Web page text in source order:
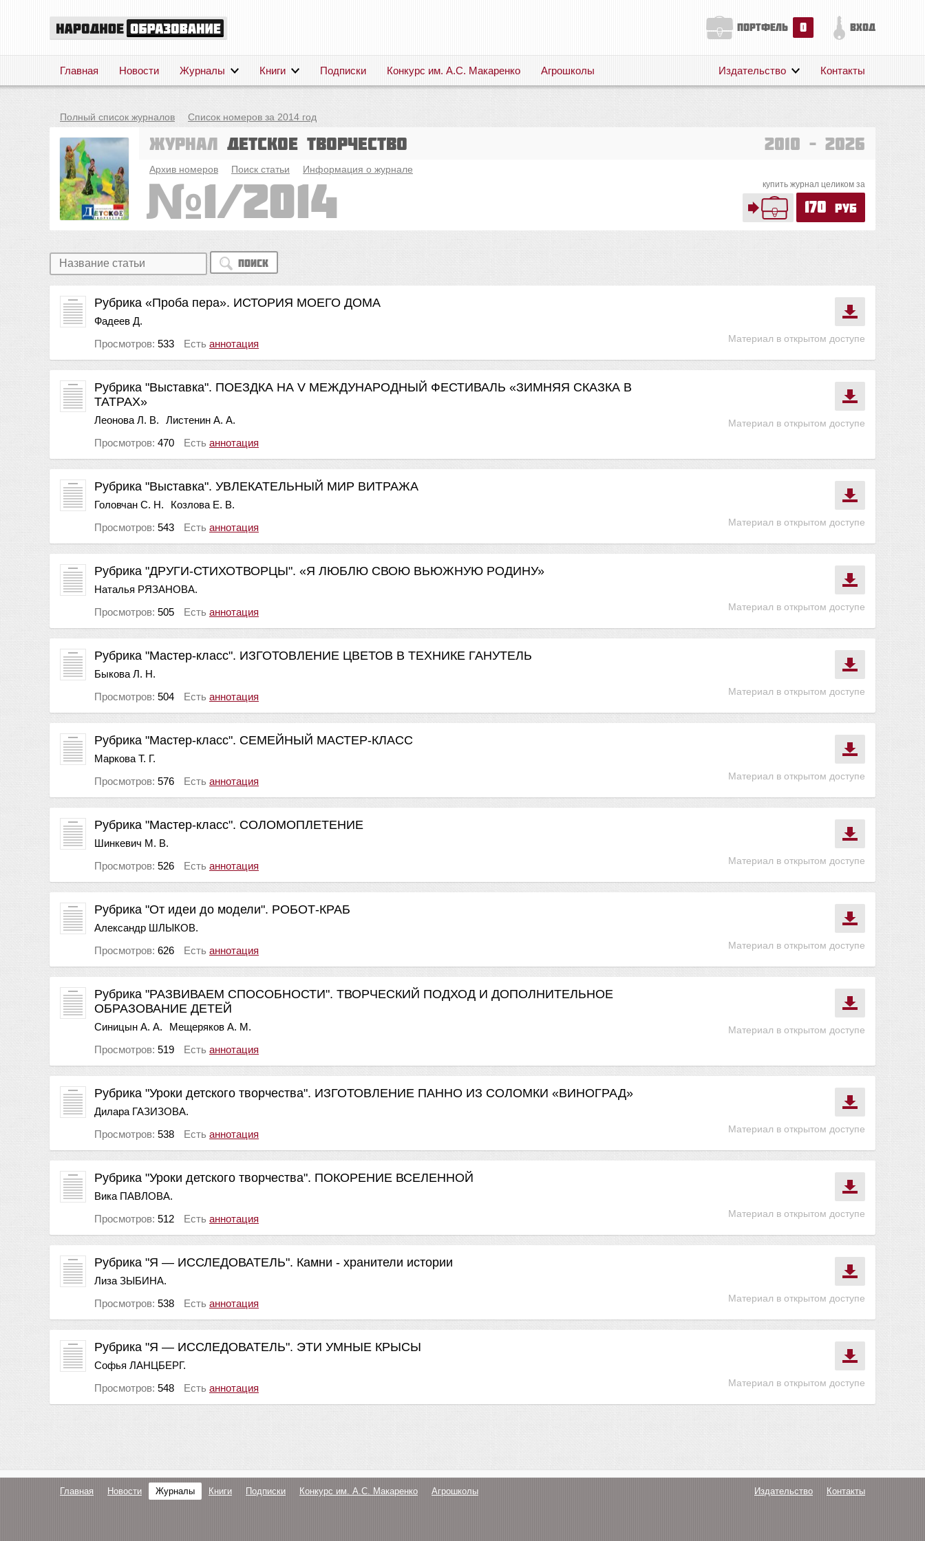
портфель 0 вход
Главная Новости Журналы Книги Подписки Конкурс им. А.С. Макаренко Агрошколы
Поддержка
Издательство Контакты
Полный список журналов Список номеров за 2014 год
Журнал Детское творчество 2010 – 2026
Архив номеров Поиск статьи Информация о журнале
купить журнал целиком за
170 руб
1/2014
Поиск
Материал в открытом доступе
Рубрика «Проба пера». ИСТОРИЯ МОЕГО ДОМА
Фадеев Д.
Просмотров: 533 Есть аннотация
Материал в открытом доступе
Рубрика "Выставка". ПОЕЗДКА НА V МЕЖДУНАРОДНЫЙ ФЕСТИВАЛЬ «ЗИМНЯЯ СКАЗКА В
ТАТРАХ»
Леонова Л. В.
Листенин А. А.
Просмотров: 470 Есть аннотация
Материал в открытом доступе
Рубрика "Выставка". УВЛЕКАТЕЛЬНЫЙ МИР ВИТРАЖА
Головчан С. Н.
Козлова Е. В.
Просмотров: 543 Есть аннотация
Материал в открытом доступе
Рубрика "ДРУГИ-СТИХОТВОРЦЫ". «Я ЛЮБЛЮ СВОЮ ВЬЮЖНУЮ РОДИНУ»
Наталья РЯЗАНОВА.
Просмотров: 505 Есть аннотация
Материал в открытом доступе
Рубрика "Мастер-класс". ИЗГОТОВЛЕНИЕ ЦВЕТОВ В ТЕХНИКЕ ГАНУТЕЛЬ
Быкова Л. Н.
Просмотров: 504 Есть аннотация
Материал в открытом доступе
Рубрика "Мастер-класс". СЕМЕЙНЫЙ МАСТЕР-КЛАСС
Маркова Т. Г.
Просмотров: 576 Есть аннотация
Материал в открытом доступе
Рубрика "Мастер-класс". СОЛОМОПЛЕТЕНИЕ
Шинкевич М. В.
Просмотров: 526 Есть аннотация
Материал в открытом доступе
Рубрика "От идеи до модели". РОБОТ-КРАБ
Александр ШЛЫКОВ.
Просмотров: 626 Есть аннотация
Материал в открытом доступе
Рубрика "РАЗВИВАЕМ СПОСОБНОСТИ". ТВОРЧЕСКИЙ ПОДХОД И ДОПОЛНИТЕЛЬНОЕ
ОБРАЗОВАНИЕ ДЕТЕЙ
Синицын А. А.
Мещеряков А. М.
Просмотров: 519 Есть аннотация
Материал в открытом доступе
Рубрика "Уроки детского творчества". ИЗГОТОВЛЕНИЕ ПАННО ИЗ СОЛОМКИ «ВИНОГРАД»
Дилара ГАЗИЗОВА.
Просмотров: 538 Есть аннотация
Материал в открытом доступе
Рубрика "Уроки детского творчества". ПОКОРЕНИЕ ВСЕЛЕННОЙ
Вика ПАВЛОВА.
Просмотров: 512 Есть аннотация
Материал в открытом доступе
Рубрика "Я — ИССЛЕДОВАТЕЛЬ". Камни - хранители истории
Лиза ЗЫБИНА.
Просмотров: 538 Есть аннотация
Материал в открытом доступе
Рубрика "Я — ИССЛЕДОВАТЕЛЬ". ЭТИ УМНЫЕ КРЫСЫ
Софья ЛАНЦБЕРГ.
Просмотров: 548 Есть аннотация
Главная Новости Журналы Книги Подписки Конкурс им. А.С. Макаренко Агрошколы Издательство Контакты